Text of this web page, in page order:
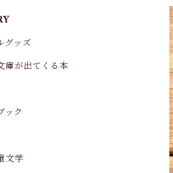
グッズ
庫が出てくる本
ック
文学